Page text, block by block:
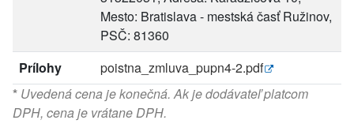
Mesto: Bratislava - mestská časť Ružinov,
PSČ: 81360
Prílohy
poistna_zmluva_pupn4-2.pdf
* Uvedená cena je konečná. Ak je dodávateľ platcom
DPH, cena je vrátane DPH.